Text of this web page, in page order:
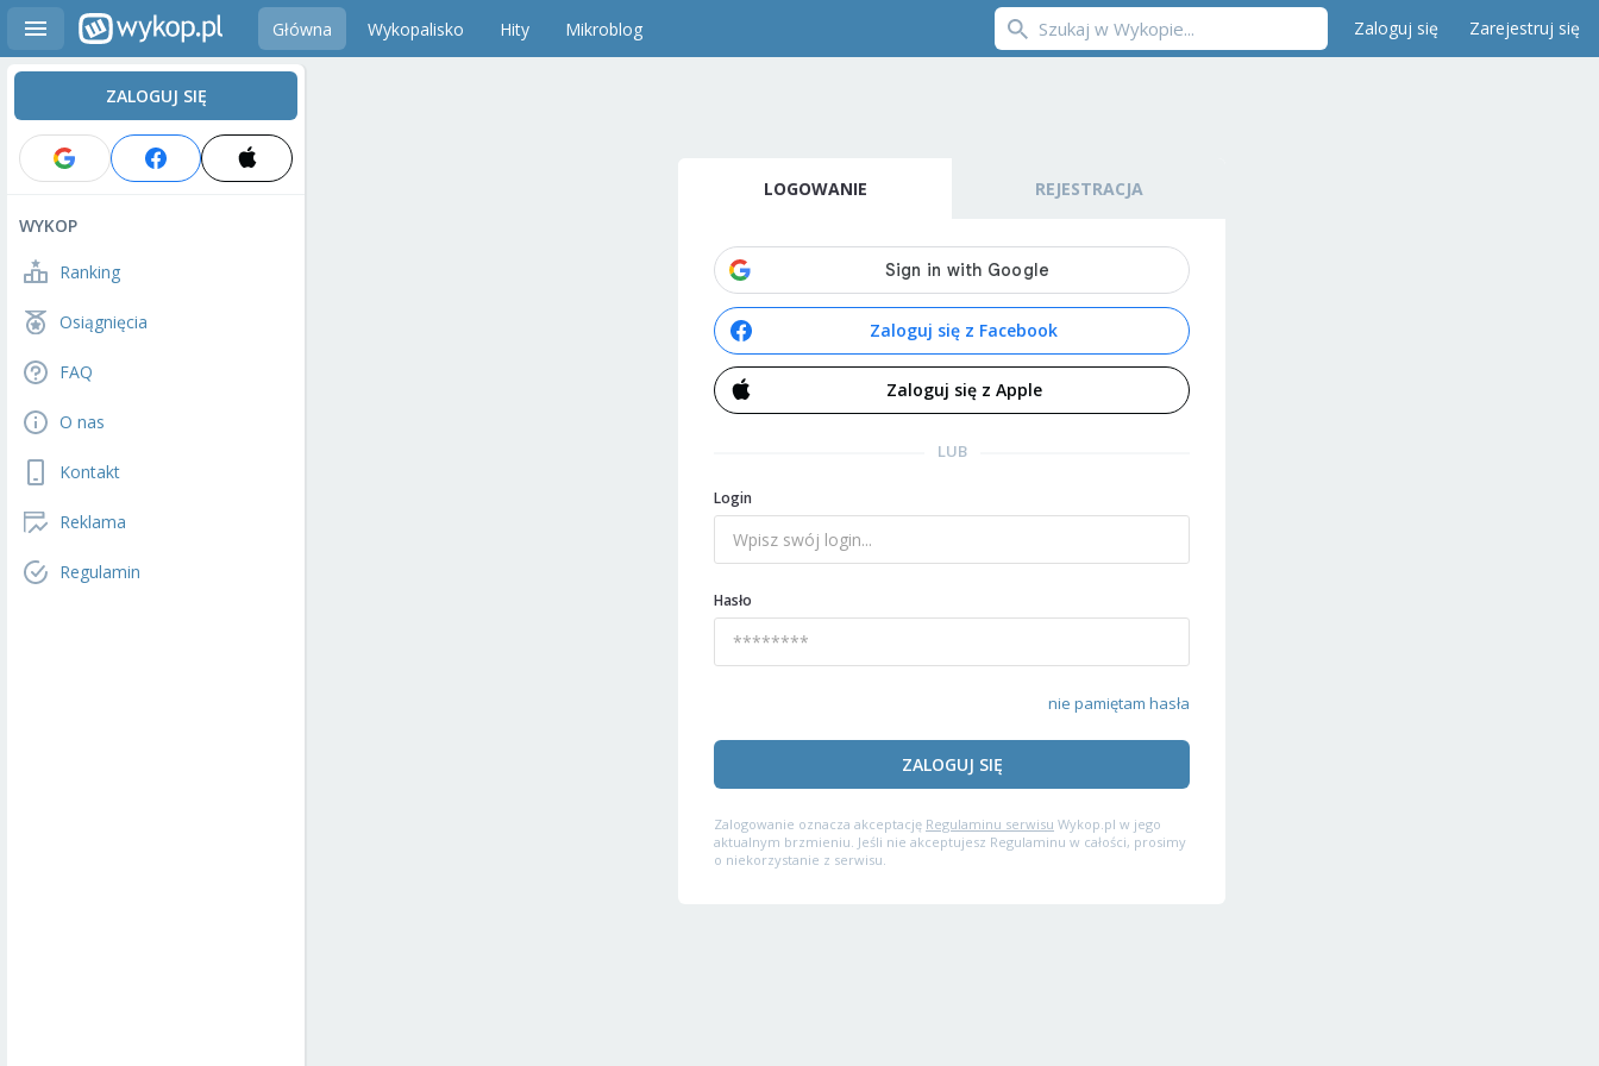
Główna Wykopalisko Hity Mikroblog Zaloguj się Zarejestruj się
ZALOGUJ SIĘ
WYKOP
Ranking
Osiągnięcia
FAQ
O nas
Kontakt
Reklama
Regulamin
LOGOWANIE REJESTRACJA
Zaloguj się z Facebook
Zaloguj się z Apple
LUB
Login
Hasło
nie pamiętam hasła
ZALOGUJ SIĘ
Zalogowanie oznacza akceptację Regulaminu serwisu Wykop.pl w jego
aktualnym brzmieniu. Jeśli nie akceptujesz Regulaminu w całości, prosimy
o niekorzystanie z serwisu.